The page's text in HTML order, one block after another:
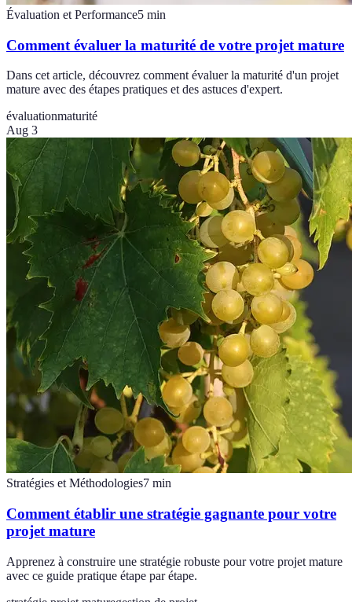
Évaluation et Performance5 min
Comment évaluer la maturité de votre projet mature
Dans cet article, découvrez comment évaluer la maturité d'un projet
mature avec des étapes pratiques et des astuces d'expert.
évaluationmaturité
Aug 3
Stratégies et Méthodologies7 min
Comment établir une stratégie gagnante pour votre
projet mature
Apprenez à construire une stratégie robuste pour votre projet mature
avec ce guide pratique étape par étape.